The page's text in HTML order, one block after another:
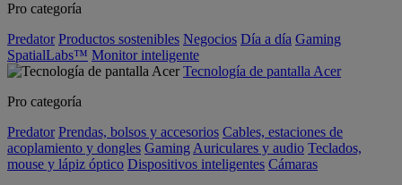
Pro categoría
Predator Productos sostenibles Negocios Día a día Gaming
SpatialLabs™ Monitor inteligente
Tecnología de pantalla Acer
Pro categoría
Predator Prendas, bolsos y accesorios Cables, estaciones de
acoplamiento y dongles Gaming Auriculares y audio Teclados,
mouse y lápiz óptico Dispositivos inteligentes Cámaras